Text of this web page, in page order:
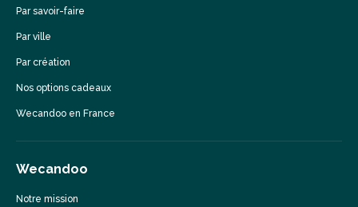
Par savoir-faire
Par ville
Par création
Nos options cadeaux
Wecandoo en France
Wecandoo
Notre mission